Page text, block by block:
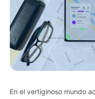
En el vertiginoso mundo